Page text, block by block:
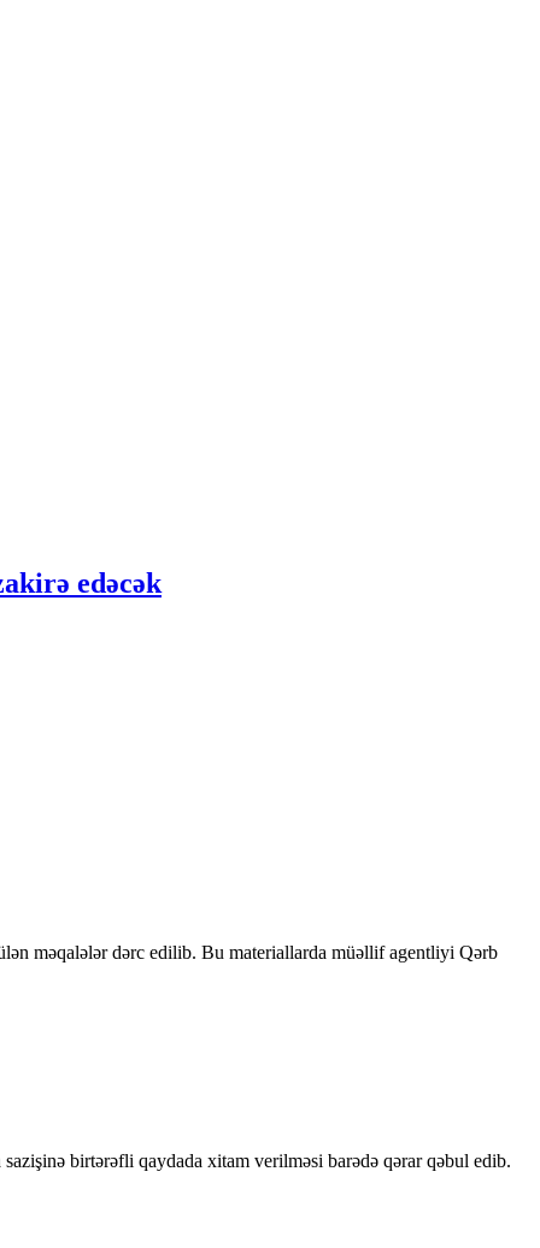
edəcək
məqalələr dərc edilib. Bu materiallarda müəllif agentliyi Qərb
birtərəfli qaydada xitam verilməsi barədə qərar qəbul edib.